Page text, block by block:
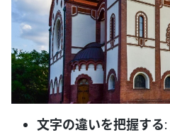
文字の違いを把握する